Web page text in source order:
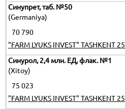
Синупрет, таб. №50
(Germaniya)
70 790
"FARM LYUKS INVEST" TASHKENT 25
Синурол, 2,4 млн. ЕД, флак. №1
(Xitoy)
75 023
"FARM LYUKS INVEST" TASHKENT 25